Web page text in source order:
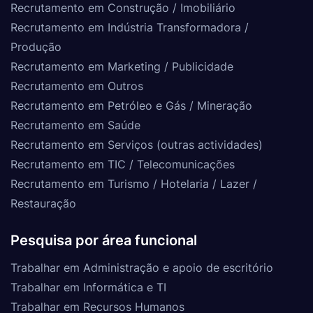
Recrutamento em Construção / Imobiliário
Recrutamento em Indústria Transformadora /
Produção
Recrutamento em Marketing / Publicidade
Recrutamento em Outros
Recrutamento em Petróleo e Gás / Mineração
Recrutamento em Saúde
Recrutamento em Serviços (outras actividades)
Recrutamento em TIC / Telecomunicações
Recrutamento em Turismo / Hotelaria / Lazer /
Restauração
Pesquisa por área funcional
Trabalhar em Administração e apoio de escritório
Trabalhar em Informática e TI
Trabalhar em Recursos Humanos